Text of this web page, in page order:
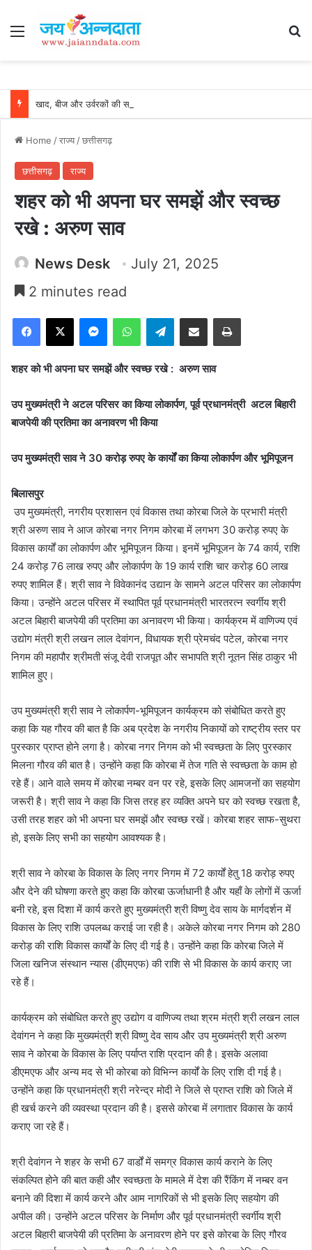
Menu
Home /राज्य/छत्तीसगढ़
छत्तीसगढ़ राज्य
शहर को भी अपना घर समझें और स्वच्छ
रखे : अरुण साव
News Desk
July 21, 2025
2 minutes read
Facebook
X MessengerWhatsAppTelegramShare via Email Print
शहर को भी अपना घर समझें और स्वच्छ रखे : अरुण साव
उप मुख्यमंत्री ने अटल परिसर का किया लोकार्पण, पूर्व प्रधानमंत्री अटल बिहारी
बाजपेयी की प्रतिमा का अनावरण भी किया
उप मुख्यमंत्री साव ने 30 करोड़ रुपए के कार्यों का किया लोकार्पण और भूमिपूजन
बिलासपुर
उप मुख्यमंत्री, नगरीय प्रशासन एवं विकास तथा कोरबा जिले के प्रभारी मंत्री
श्री अरुण साव ने आज कोरबा नगर निगम कोरबा में लगभग 30 करोड़ रुपए के
विकास कार्यों का लोकार्पण और भूमिपूजन किया। इनमें भूमिपूजन के 74 कार्य, राशि
24 करोड़ 76 लाख रुपए और लोकार्पण के 19 कार्य राशि चार करोड़ 60 लाख
रुपए शामिल हैं। श्री साव ने विवेकानंद उद्यान के सामने अटल परिसर का लोकार्पण
किया। उन्होंने अटल परिसर में स्थापित पूर्व प्रधानमंत्री भारतरत्न स्वर्गीय श्री
अटल बिहारी बाजपेयी की प्रतिमा का अनावरण भी किया। कार्यक्रम में वाणिज्य एवं
उद्योग मंत्री श्री लखन लाल देवांगन, विधायक श्री प्रेमचंद पटेल, कोरबा नगर
निगम की महापौर श्रीमती संजू देवी राजपूत और सभापति श्री नूतन सिंह ठाकुर भी
शामिल हुए।
उप मुख्यमंत्री श्री साव ने लोकार्पण-भूमिपूजन कार्यक्रम को संबोधित करते हुए
कहा कि यह गौरव की बात है कि अब प्रदेश के नगरीय निकायों को राष्ट्रीय स्तर पर
पुरस्कार प्राप्त होने लगा है। कोरबा नगर निगम को भी स्वच्छता के लिए पुरस्कार
मिलना गौरव की बात है। उन्होंने कहा कि कोरबा में तेज गति से स्वच्छता के काम हो
रहे हैं। आने वाले समय में कोरबा नम्बर वन पर रहे, इसके लिए आमजनों का सहयोग
जरूरी है। श्री साव ने कहा कि जिस तरह हर व्यक्ति अपने घर को स्वच्छ रखता है,
उसी तरह शहर को भी अपना घर समझें और स्वच्छ रखें। कोरबा शहर साफ-सुथरा
हो, इसके लिए सभी का सहयोग आवश्यक है।
श्री साव ने कोरबा के विकास के लिए नगर निगम में 72 कार्यों हेतु 18 करोड़ रुपए
और देने की घोषणा करते हुए कहा कि कोरबा ऊर्जाधानी है और यहाँ के लोगों में ऊर्जा
बनी रहे, इस दिशा में कार्य करते हुए मुख्यमंत्री श्री विष्णु देव साय के मार्गदर्शन में
विकास के लिए राशि उपलब्ध कराई जा रही है। अकेले कोरबा नगर निगम को 280
करोड़ की राशि विकास कार्यों के लिए दी गई है। उन्होंने कहा कि कोरबा जिले में
जिला खनिज संस्थान न्यास (डीएमएफ) की राशि से भी विकास के कार्य कराए जा
रहे हैं।
कार्यक्रम को संबोधित करते हुए उद्योग व वाणिज्य तथा श्रम मंत्री श्री लखन लाल
देवांगन ने कहा कि मुख्यमंत्री श्री विष्णु देव साय और उप मुख्यमंत्री श्री अरुण
साव ने कोरबा के विकास के लिए पर्याप्त राशि प्रदान की है। इसके अलावा
डीएमएफ और अन्य मद से भी कोरबा को विभिन्न कार्यों के लिए राशि दी गई है।
उन्होंने कहा कि प्रधानमंत्री श्री नरेन्द्र मोदी ने जिले से प्राप्त राशि को जिले में
ही खर्च करने की व्यवस्था प्रदान की है। इससे कोरबा में लगातार विकास के कार्य
कराए जा रहे हैं।
श्री देवांगन ने शहर के सभी 67 वार्डों में समग्र विकास कार्य कराने के लिए
संकल्पित होने की बात कही और स्वच्छता के मामले में देश की रैंकिंग में नम्बर वन
बनाने की दिशा में कार्य करने और आम नागरिकों से भी इसके लिए सहयोग की
अपील की। उन्होंने अटल परिसर के निर्माण और पूर्व प्रधानमंत्री स्वर्गीय श्री
अटल बिहारी बाजपेयी की प्रतिमा के अनावरण होने पर इसे कोरबा के लिए गौरव